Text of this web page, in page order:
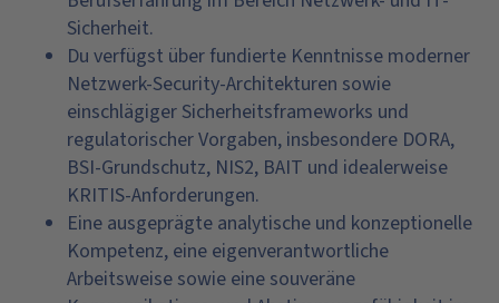
Sicherheit.
Du verfügst über fundierte Kenntnisse moderner
Netzwerk-Security-Architekturen sowie
einschlägiger Sicherheitsframeworks und
regulatorischer Vorgaben, insbesondere DORA,
BSI-Grundschutz, NIS2, BAIT und idealerweise
KRITIS-Anforderungen.
Eine ausgeprägte analytische und konzeptionelle
Kompetenz, eine eigenverantwortliche
Arbeitsweise sowie eine souveräne